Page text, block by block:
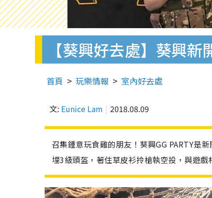
【葵興好去處】葵興
首頁 玩樂情報 室內好去處
文: Eunice Lam 2018.08.09
召集鍾意玩食雞的朋友！葵興GG PARTY是
埋3級頭盔，著住草皮衫拎槍執空投，與遊戲